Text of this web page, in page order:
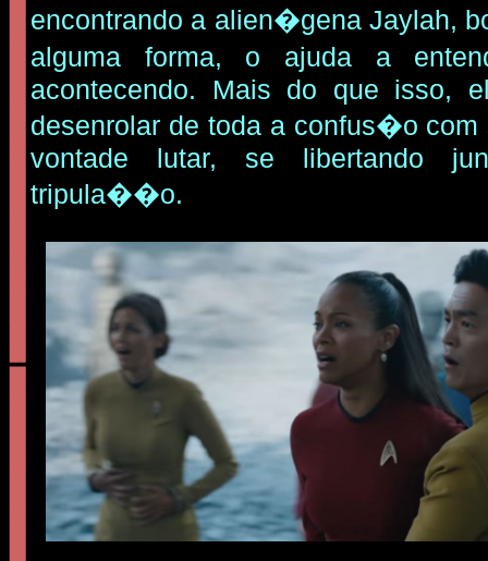
encontrando a alien�gena Jaylah,
alguma forma, o ajuda a
acontecendo. Mais do que isso,
desenrolar de toda a confus�o
vontade lutar, se libertando
tripula��o.